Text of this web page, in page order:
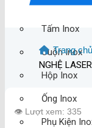
Tấm Inox
Cuộn Inox
Hộp Inox
Ống Inox
Phụ Kiện
Trang chủ
NGHỆ
👁️ Lượt xem: 335